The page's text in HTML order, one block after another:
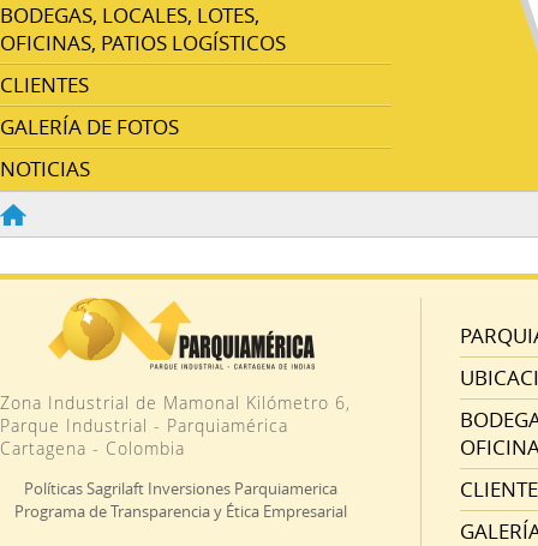
BODEGAS, LOCALES, LOTES,
OFICINAS, PATIOS LOGÍSTICOS
CLIENTES
GALERÍA DE FOTOS
NOTICIAS
Zona Industrial de Mamonal Kilómetro 6,
Parque Industrial - Parquiamérica
Cartagena - Colombia
Políticas Sagrilaft Inversiones Parquiamerica
Programa de Transparencia y Ética Empresarial